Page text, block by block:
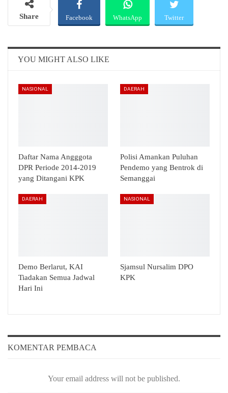
Share Facebook WhatsApp Twitter
YOU MIGHT ALSO LIKE
NASIONAL
Daftar Nama Angggota
DPR Periode 2014-2019
yang Ditangani KPK
DAERAH
Polisi Amankan Puluhan
Pendemo yang Bentrok di
Semanggai
DAERAH
Demo Berlarut, KAI
Tiadakan Semua Jadwal
Hari Ini
NASIONAL
Sjamsul Nursalim DPO
KPK
KOMENTAR PEMBACA
Your email address will not be published.